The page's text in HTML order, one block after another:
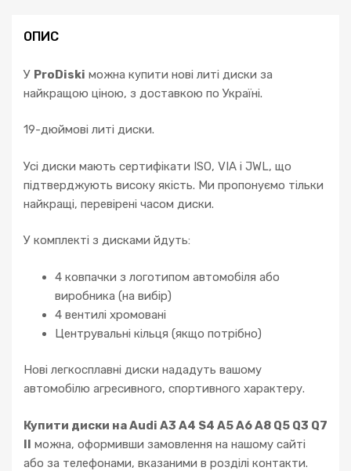
ОПИС
У ProDiski можна купити нові литі диски за
найкращою ціною, з доставкою по Україні.
19-дюймові литі диски.
Усі диски мають сертифікати ISO, VIA і JWL, що
підтверджують високу якість. Ми пропонуємо тільки
найкращі, перевірені часом диски.
У комплекті з дисками йдуть:
4 ковпачки з логотипом автомобіля або
виробника (на вибір)
4 вентилі хромовані
Центрувальні кільця (якщо потрібно)
Нові легкосплавні диски нададуть вашому
автомобілю агресивного, спортивного характеру.
Купити диски на Audi A3 A4 S4 A5 A6 A8 Q5 Q3 Q7
II можна, оформивши замовлення на нашому сайті
або за телефонами, вказаними в розділі контакти.